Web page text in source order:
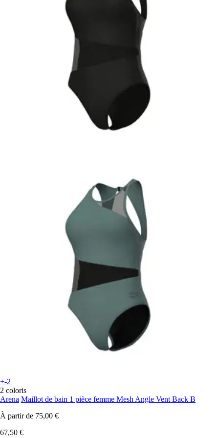
+-2
2 coloris
Arena Maillot de bain 1 pièce femme Mesh Angle Vent Back B
À partir de 75,00 €
67,50 €